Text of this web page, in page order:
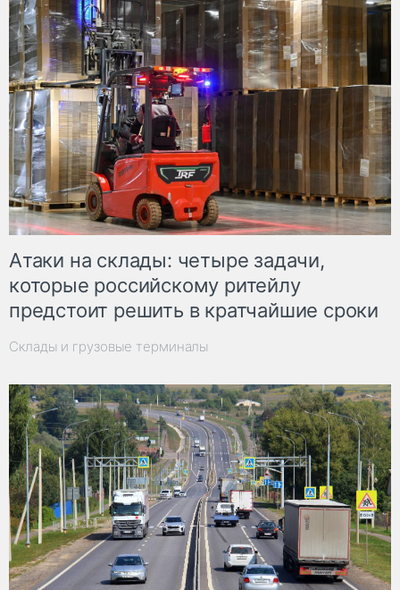
Атаки на склады: четыре задачи,
которые российскому ритейлу
предстоит решить в кратчайшие сроки
Склады и грузовые терминалы